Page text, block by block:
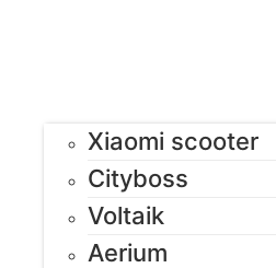
Xiaomi scooter
Cityboss
Voltaik
Aerium